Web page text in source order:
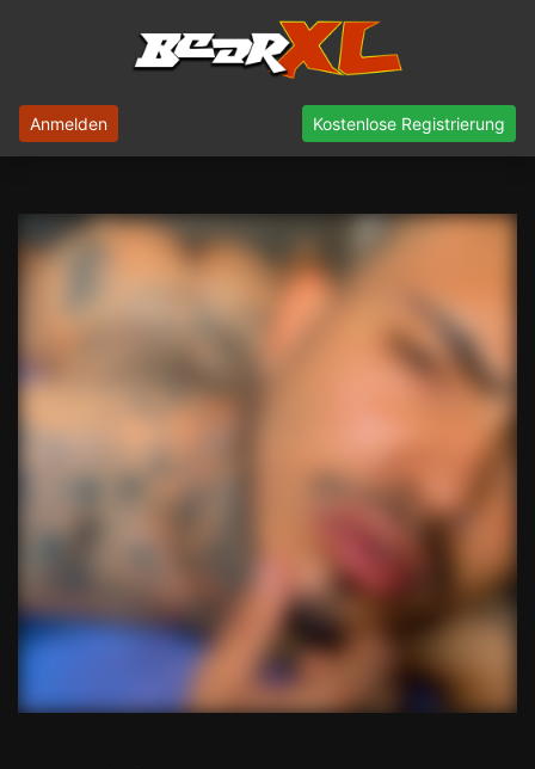
Anmelden Kostenlose Registrierung